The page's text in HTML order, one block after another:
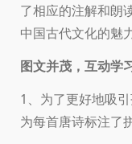
了相应的注解和朗
中国古代文化的魅
图文并茂，互动学
1、为了更好地吸
为每首唐诗标注了